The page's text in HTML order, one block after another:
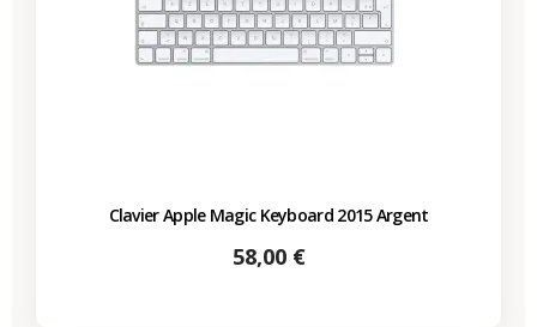
Clavier Apple Magic Keyboard 2015 Argent
Prix
58,00 €